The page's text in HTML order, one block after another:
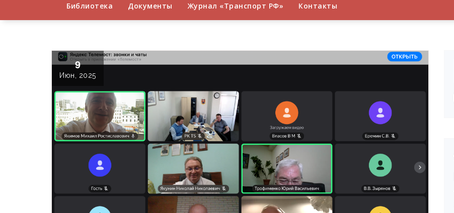
Библиотека Документы Журнал «Транспорт РФ» Контакты
9
Июн, 2025